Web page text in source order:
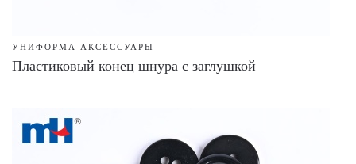
УНИФОРМА АКСЕССУАРЫ
Пластиковый конец шнура с заглушкой